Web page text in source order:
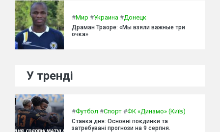
#Мир #Украина #Донецк
Драман Траоре: «Мы взяли важные три
очка»
У тренді
#Футбол #Спорт #ФК «Динамо» (Київ)
Ставка дня: Основні поєдинки та
затребувані прогнози на 9 серпня.